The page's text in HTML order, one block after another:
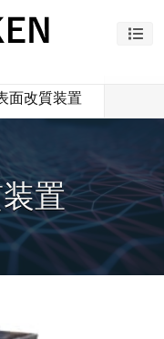
ナビ
面改質装置
置